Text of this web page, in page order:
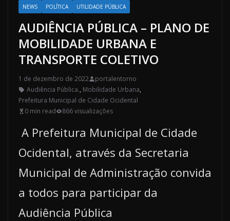
NEWS POLÍTICA UTILIDADE PÚBLICA
AUDIÊNCIA PÚBLICA – PLANO DE
MOBILIDADE URBANA E
TRANSPORTE COLETIVO
1 de dezembro de 2022
portalentorno
Audiência Pública., Mobilidade Urbana,
Prefeitura Municipal de Cidade Ocidental
0 min read
866 visualizações
A Prefeitura Municipal de Cidade
Ocidental, através da Secretaria
Municipal de Administração convida
a todos para participar da
Audiência Pública